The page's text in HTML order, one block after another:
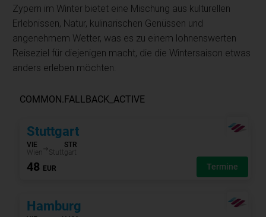
Zypern im Winter bietet eine Mischung aus kulturellen
Erlebnissen, Natur, kulinarischen Genüssen und
angenehmem Wetter, was es zu einem lohnenswerten
Reiseziel für diejenigen macht, die die Wintersaison etwas
anders erleben möchten.